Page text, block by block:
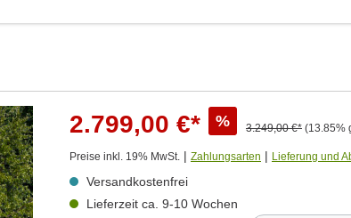
2.799,00 €* % 3.249,00 €* (13.85%
Preise inkl. 19% MwSt. | Zahlungsarten | Lieferung und
Versandkostenfrei
Lieferzeit ca. 9-10 Wochen